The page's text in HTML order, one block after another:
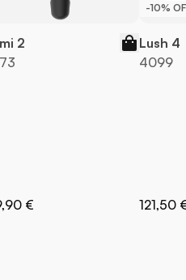
2
€
-10%
Lush 4
4099
121,50